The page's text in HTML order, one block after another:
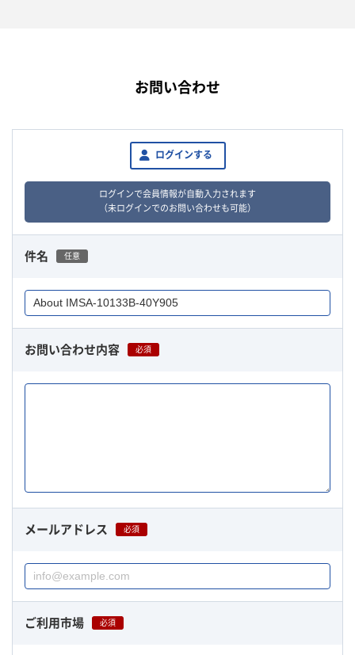
お問い合わせ
ログインする
ログインで会員情報が自動入力されます
（未ログインでのお問い合わせも可能）
件名 任意
お問い合わせ内容 必須
メールアドレス 必須
ご利用市場 必須